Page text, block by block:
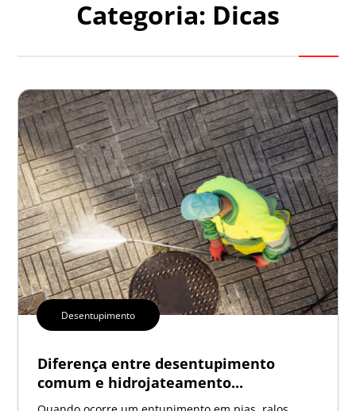
Categoria: Dicas
Desentupimento
Diferença entre desentupimento
comum e hidrojateamento...